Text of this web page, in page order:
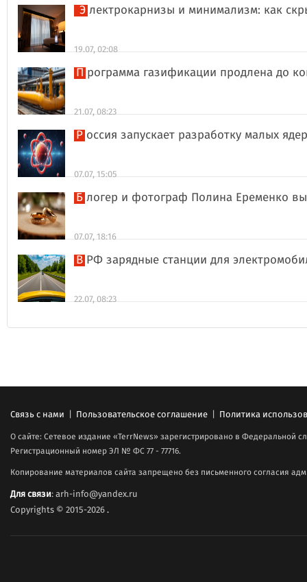
Электрокарнизы и минимализм: как
19.07, 02:08
Программа газификации продлена до
21.07, 08:23
Россия запускает разработку малых
07.07, 15:05
Блогер и фотограф Полина Еременко
07.07, 18:16
В РФ зарядные станции для
22.07, 08:23
Связь с нами | Пользовательское соглашение | Политика
О сайте: Сетевое издание «TerrNews» зарегистрировано в Федеральной
Регистрационный номер ЭЛ № ФС 77 - 77716.
Копирование материалов сайта запрещено без письменного согласия
Для связи: arh-info@yandex.ru
Copyrights © 2015-2026.